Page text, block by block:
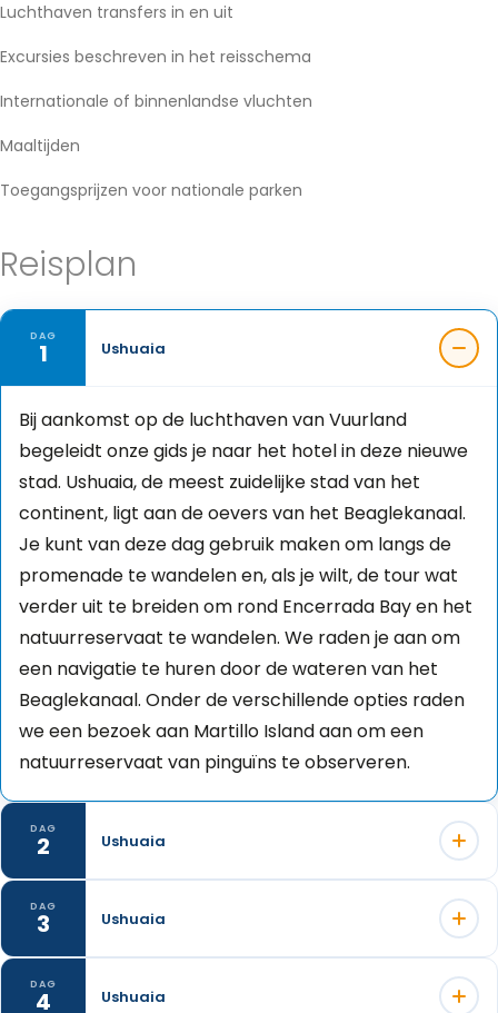
Luchthaven transfers in en uit
Excursies beschreven in het reisschema
Internationale of binnenlandse vluchten
Maaltijden
Toegangsprijzen voor nationale parken
Reisplan
DAG
1 Ushuaia
Bij aankomst op de luchthaven van Vuurland
begeleidt onze gids je naar het hotel in deze nieuwe
stad. Ushuaia, de meest zuidelijke stad van het
continent, ligt aan de oevers van het Beaglekanaal.
Je kunt van deze dag gebruik maken om langs de
promenade te wandelen en, als je wilt, de tour wat
verder uit te breiden om rond Encerrada Bay en het
natuurreservaat te wandelen. We raden je aan om
een navigatie te huren door de wateren van het
Beaglekanaal. Onder de verschillende opties raden
we een bezoek aan Martillo Island aan om een
natuurreservaat van pinguïns te observeren.
DAG
2 Ushuaia
Deze dag bezoeken we de Emerald Lagoon. We
wandeling die ons door prachtige landschappen
DAG
3 Ushuaia
We beginnen ons 4x4-avontuur op weg naar het
DAG
4 Ushuaia